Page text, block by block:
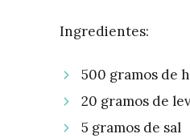
Ingredientes:
500 gramos de
20 gramos de
5 gramos de sal